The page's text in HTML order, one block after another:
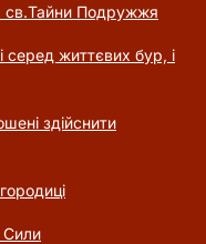
cв.Тайни Подружжя
серед життєвих бур, і
здійснити
Сили